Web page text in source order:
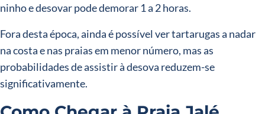
ninho e desovar pode demorar 1 a 2 horas.
Fora desta época, ainda é possível ver tartarugas a nadar
na costa e nas praias em menor número, mas as
probabilidades de assistir à desova reduzem-se
significativamente.